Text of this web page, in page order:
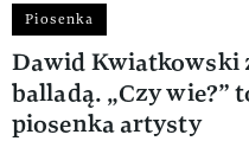
Piosenka
Dawid Kwiatkowski
balladą. „Czy wie?”
piosenka artysty